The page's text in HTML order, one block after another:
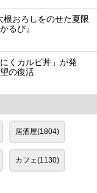
おろしをのせた夏限
るび』
くカルビ丼」が発
の復活
居酒屋(1804)
カフェ(1130)